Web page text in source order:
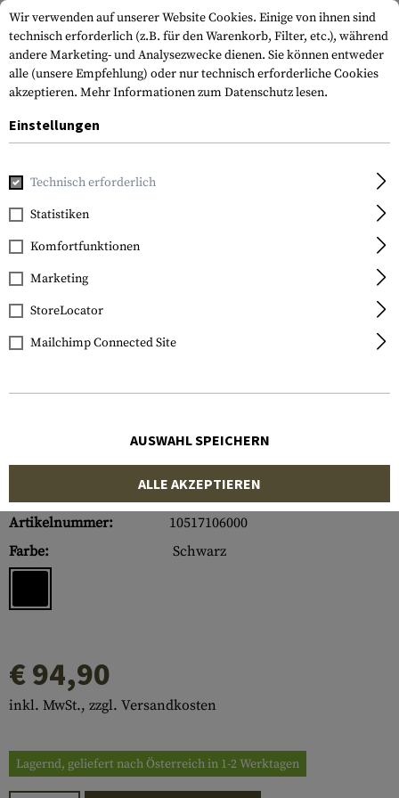
Home Waffenzubehör
Clawgear
AUG SOF Compensator
Artikelnummer:
10517106000
Farbe:
Schwarz
€ 94,90
inkl. MwSt., zzgl. Versandkosten
Lagernd, geliefert nach Österreich in 1-2 Werktagen
Wir verwenden auf unserer Website Cookies. Einige von ihnen sind
technisch erforderlich (z.B. für den Warenkorb, Filter, etc.), während
andere Marketing- und Analysezwecke dienen. Sie können entweder
alle (unsere Empfehlung) oder nur technisch erforderliche Cookies
akzeptieren. Mehr Informationen zum Datenschutz lesen.
Einstellungen
Technisch erforderlich
Statistiken
Komfortfunktionen
Marketing
StoreLocator
Mailchimp Connected Site
AUSWAHL SPEICHERN
ALLE AKZEPTIEREN